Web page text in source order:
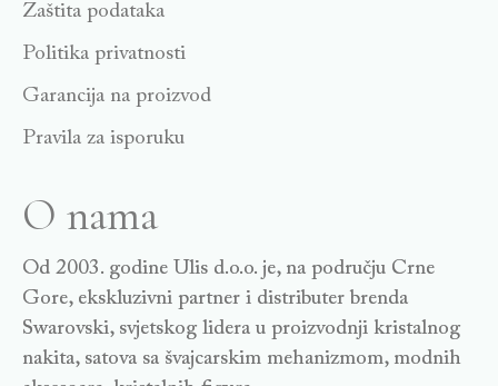
Zaštita podataka
Politika privatnosti
Garancija na proizvod
Pravila za isporuku
O nama
Od 2003. godine Ulis d.o.o. je, na području Crne
Gore, ekskluzivni partner i distributer brenda
Swarovski, svjetskog lidera u proizvodnji kristalnog
nakita, satova sa švajcarskim mehanizmom, modnih